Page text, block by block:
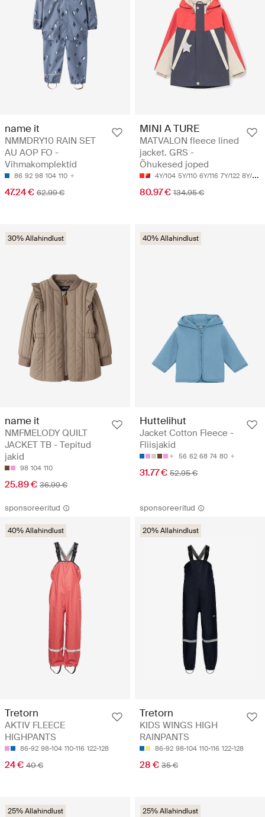
name it
NMMDRY10 RAIN SET
AU AOP FO -
Vihmakomplektid
86 92 98 104 110
47.24 € 62.99 €
MINI A TURE
MATVALON fleece lined
jacket. GRS -
Õhukesed joped
4Y/104 5Y/110 6Y/116 7Y/122 8Y/128
80.97 € 134.95 €
30% Allahindlust
name it
NMFMELODY QUILT
JACKET TB - Tepitud
jakid
98 104 110
25.89 € 36.99 €
40% Allahindlust
Huttelihut
Jacket Cotton Fleece -
Fliisjakid
56 62 68 74 80
31.77 € 52.95 €
sponsoreeritud
40% Allahindlust
Tretorn
AKTIV FLEECE
HIGHPANTS
86-92 98-104 110-116 122-128
24 € 40 €
sponsoreeritud
20% Allahindlust
Tretorn
KIDS WINGS HIGH
RAINPANTS
86-92 98-104 110-116 122-128
28 € 35 €
25% Allahindlust 25% Allahindlust